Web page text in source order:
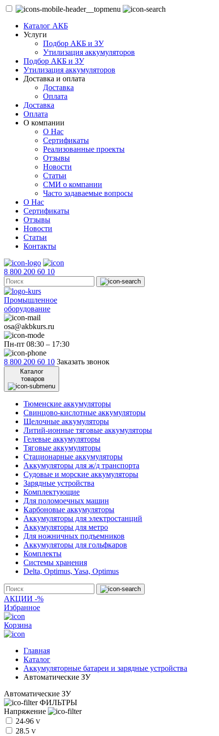
Каталог АКБ
Услуги
Подбор АКБ и ЗУ
Утилизация аккумуляторов
Подбор АКБ и ЗУ
Утилизация аккумуляторов
Доставка и оплата
Доставка
Оплата
Доставка
Оплата
О компании
О Нас
Сертификаты
Реализованные проекты
Отзывы
Новости
Статьи
СМИ о компании
Часто задаваемые вопросы
О Нас
Сертификаты
Отзывы
Новости
Статьи
Контакты
8 800 200 60 10
Промышленное
оборудование
osa@akbkurs.ru
Пн-пт 08:30 – 17:30
8 800 200 60 10 Заказать звонок
Каталог
товаров
Тюменские аккумуляторы
Свинцово-кислотные аккумуляторы
Щелочные аккумуляторы
Литий-ионные тяговые аккумуляторы
Гелевые аккумуляторы
Тяговые аккумуляторы
Стационарные аккумуляторы
Аккумуляторы для ж/д транспорта
Судовые и морские аккумуляторы
Зарядные устройства
Комплектующие
Для поломоечных машин
Карбоновые аккумуляторы
Аккумуляторы для электростанций
Аккумуляторы для метро
Для ножничных подъемников
Аккумуляторы для гольфкаров
Комплекты
Системы хранения
Delta, Optimus, Yasa, Optimus
АКЦИИ -%
Избранное
Корзина
Главная
Каталог
Аккумуляторные батареи и зарядные устройства
Автоматические ЗУ
Автоматические ЗУ
ФИЛЬТРЫ
Напряжение
24-96 V
28.5 V